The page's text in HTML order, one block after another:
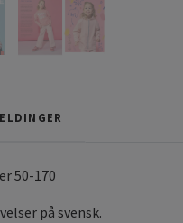
50-170
på svensk.